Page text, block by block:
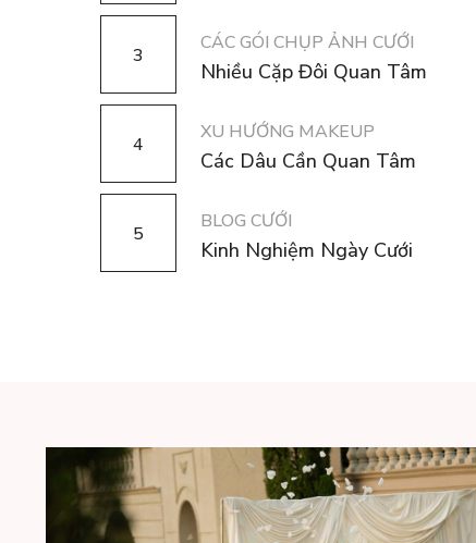
3
CÁC GÓI CHỤP ẢNH CƯỚI
Nhiều Cặp Đôi Quan Tâm
4
XU HƯỚNG MAKEUP
Các Dâu Cần Quan Tâm
5
BLOG CƯỚI
Kinh Nghiệm Ngày Cưới